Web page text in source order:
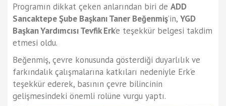
Programın dikkat çeken anlarından biri de ADD
Sancaktepe Şube Başkanı Taner Beğenmiş’in, YGD
Başkan Yardımcısı Tevfik Erk’e teşekkür belgesi takdim
etmesi oldu.
Beğenmiş, çevre konusunda gösterdiği duyarlılık ve
farkındalık çalışmalarına katkıları nedeniyle Erk’e
teşekkür ederek, basının çevre bilincinin
gelişmesindeki önemli rolüne vurgu yaptı.